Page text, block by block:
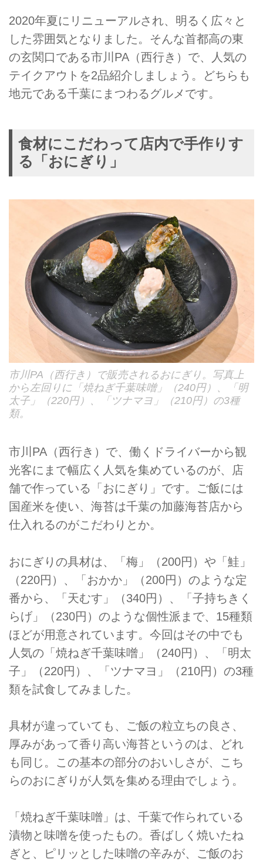
2020年夏にリニューアルされ、明るく広々と
した雰囲気となりました。そんな首都高の東
の玄関口である市川PA（西行き）で、人気の
テイクアウトを2品紹介しましょう。どちらも
地元である千葉にまつわるグルメです。
食材にこだわって店内で手作りす
る「おにぎり」
市川PA（西行き）で販売されるおにぎり。写真上
から左回りに「焼ねぎ千葉味噌」（240円）、「明
太子」（220円）、「ツナマヨ」（210円）の3種
類。
市川PA（西行き）で、働くドライバーから観
光客にまで幅広く人気を集めているのが、店
舗で作っている「おにぎり」です。ご飯には
国産米を使い、海苔は千葉の加藤海苔店から
仕入れるのがこだわりとか。
おにぎりの具材は、「梅」（200円）や「鮭」
（220円）、「おかか」（200円）のような定
番から、「天むす」（340円）、「子持ちきく
らげ」（230円）のような個性派まで、15種類
ほどが用意されています。今回はその中でも
人気の「焼ねぎ千葉味噌」（240円）、「明太
子」（220円）、「ツナマヨ」（210円）の3種
類を試食してみました。
具材が違っていても、ご飯の粒立ちの良さ、
厚みがあって香り高い海苔というのは、どれ
も同じ。この基本の部分のおいしさが、こち
らのおにぎりが人気を集める理由でしょう。
「焼ねぎ千葉味噌」は、千葉で作られている
漬物と味噌を使ったもの。香ばしく焼いたね
ぎと、ピリッとした味噌の辛みが、ご飯のお